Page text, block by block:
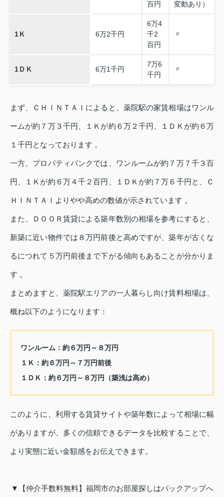
百円
変動あり）
1Ｋ 6万2千円
6万4
千2
百円
〃
1ＤＫ 6万1千円
7万6
千円
〃
まず、ＣＨＩＮＴＡＩによると、薬院駅の家賃相場はワンル
ームが約７万３千円、１Ｋが約６万２千円、１ＤＫが約６万
１千円となっております 。
一方、プロパティバンクでは、ワンルームが約７万７千３百
円、１Ｋが約６万４千２百円、１ＤＫが約７万６千円と、Ｃ
ＨＩＮＴＡＩよりやや高めの数値が示されています 。
また、ＤＯＯＲ賃貸による築年数別の相場を参考にすると、
新築に近い物件では８万円前後と高めですが、築年が古くな
るにつれて５万円前後まで下がる傾向もあることが分かりま
す 。
まとめますと、薬院駅エリアの一人暮らし向け賃料相場は、
概ね以下のようになります：
ワンルーム：約６万円～８万円
１Ｋ：約６万円～７万円前後
１ＤＫ：約６万円～８万円（築浅は高め）
このように、利用する賃貸サイトや築年数によって相場に幅
がありますが、多くの信頼できるデータを比較することで、
より実態に近い金額感をお伝えできます。
▼【仲介手数料無料】福岡市のお部屋探しはバックアップへ